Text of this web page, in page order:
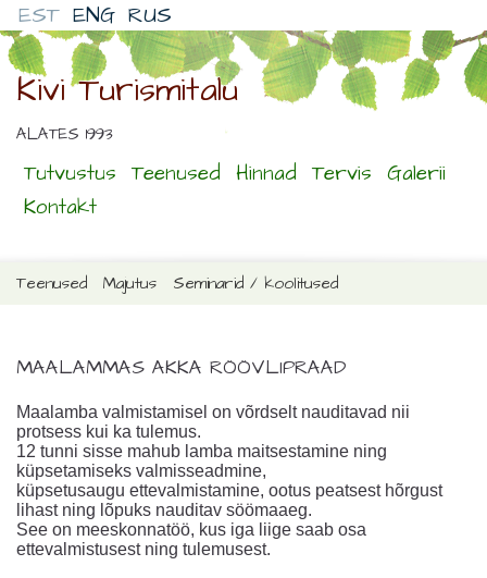
EST ENG RUS
Kivi Turismitalu
ALATES 1993
Tutvustus Teenused Hinnad Tervis Galerii
Kontakt
Teenused Majutus Seminarid / koolitused
MAALAMMAS AKKA RÖÖVLIPRAAD
Maalamba valmistamisel on võrdselt nauditavad nii
protsess kui ka tulemus.
12 tunni sisse mahub lamba maitsestamine ning
küpsetamiseks valmisseadmine,
küpsetusaugu ettevalmistamine, ootus peatsest hõrgust
lihast ning lõpuks nauditav söömaaeg.
See on meeskonnatöö, kus iga liige saab osa
ettevalmistusest ning tulemusest.